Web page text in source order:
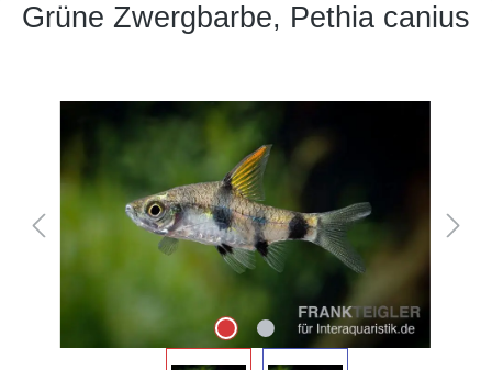
Grüne Zwergbarbe, Pethia canius
Bildergalerie überspringen